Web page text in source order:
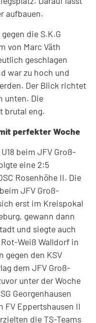
aufbauen.
die S.K.G
von Marc Väth
geschlagen
war zu hoch und
Der Blick richtet
unten. Die
brutal eng.
perfekter Woche
beim JFV Groß-
eine 2:5
Rosenhöhe II. Die
JFV Groß-
erst im Kreispokal
gewann dann
und siegte auch
Weiß Walldorf in
gegen den KSV
dem JFV Groß-
unter der Woche
Georgenhausen
FV Eppertshausen II
die TS-Teams